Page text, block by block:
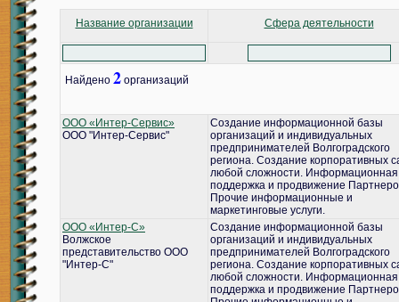
Название организации Сфера деятельности
Найдено 2 организаций
ООО «Интер-Сервис»
ООО "Интер-Сервис"
Создание информационной базы
организаций и индивидуальных
предпринимателей Волгоградского
региона. Создание корпоративных
любой сложности. Информационная
поддержка и продвижение
Прочие информационные и
маркетинговые услуги.
ООО «Интер-С»
Волжское
представительство ООО
"Интер-С"
Создание информационной базы
организаций и индивидуальных
предпринимателей Волгоградского
региона. Создание корпоративных
любой сложности. Информационная
поддержка и продвижение